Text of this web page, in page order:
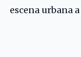
escena urbana